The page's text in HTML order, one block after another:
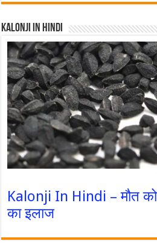
Kalonji In Hindi
Kalonji In Hindi – मौत को
का इलाज